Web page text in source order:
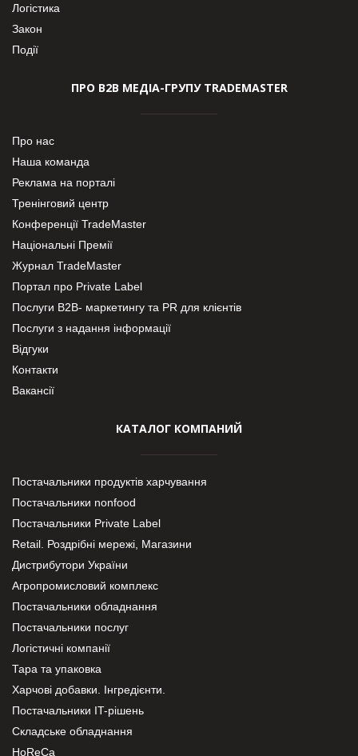
Логістика
Закон
Події
ПРО В2В МЕДІА-ГРУПУ TRADEMASTER
Про нас
Наша команда
Реклама на порталі
Тренінговий центр
Конференції TradeMaster
Національні Премії
Журнал TradeMaster
Портал про Private Label
Послуги В2В- маркетингу та PR для клієнтів
Послуги з надання інформації
Відгуки
Контакти
Вакансії
КАТАЛОГ КОМПАНИЙ
Постачальники продуктів харчування
Постачальники nonfood
Постачальники Private Label
Retail. Роздрібні мережі, Магазини
Дистрибутори України
Агропромисловий комплекс
Постачальники обладнання
Постачальники послуг
Логістичні компанії
Тара та упаковка
Харчові добавки. Інгредієнти.
Постачальники IT-рішень
Складське обладнання
HoReCa